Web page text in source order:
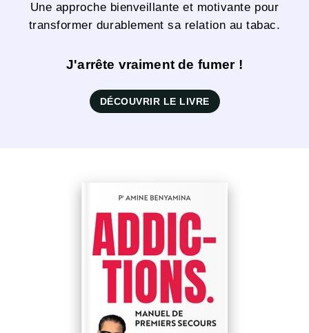
Une approche bienveillante et motivante pour
transformer durablement sa relation au tabac.
J'arrête vraiment de fumer !
DÉCOUVRIR LE LIVRE